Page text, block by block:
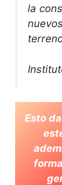
la
Esto